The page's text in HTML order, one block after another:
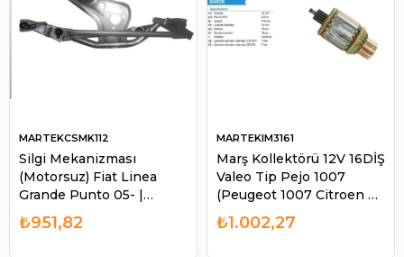
Silgi Mekanizması
(Motorsuz) Fiat Linea
Grande Punto 05- |
MARTEK CSMK112
MARTEKCSMK112
₺951,82
Marş Kollektörü 12V 16DİŞ
Valeo Tip Pejo 1007
(Peugeot 1007 Citroen C3
Vw Golf Mini Cooper
Start Stoplu) (IM5270
MARTEKIM3161
₺1.002,27